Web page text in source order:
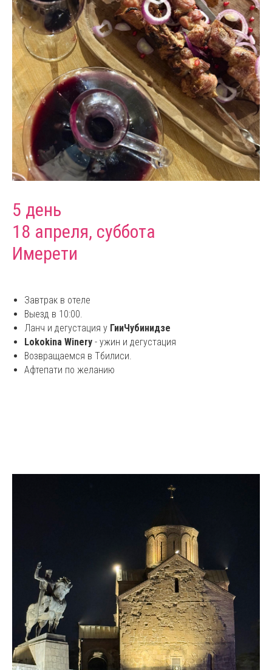
5 день
18 апреля, суббота
Имерети
Завтрак в отеле
Выезд в 10:00.
Ланч и дегустация у ГииЧубинидзе
Lokokina Winery - ужин и дегустация
Возвращаемся в Тбилиси.
Афтепати по желанию
ПОДАРОЧНЫЙ
СЕРТИФИКАТ